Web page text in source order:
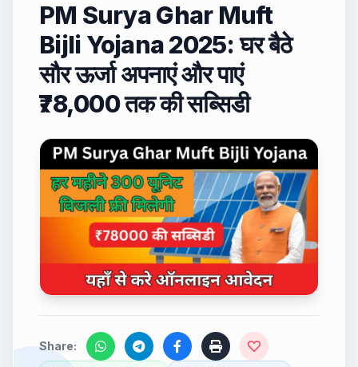
PM Surya Ghar Muft
Bijli Yojana 2025: घर बैठे
सौर ऊर्जा अपनाएं और पाएं
₹78,000 तक की सब्सिडी
Share: